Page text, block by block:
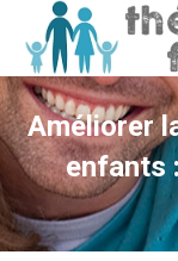
Améliorer
enfants